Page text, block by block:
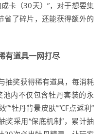
卡（30天）”，对于想要集
省了碎片，还能获得额外的
有道具一网打尽
抽奖获得稀有道具，每消耗
内不仅包含牡丹套装的永
牡丹背景皮肤”“CF点返利”
奖采用“保底机制”，累计抽